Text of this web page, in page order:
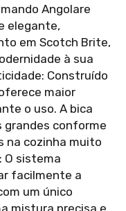
Angolare
elegante,
em Scotch Brite,
à sua
Construído
maior
o uso. A bica
grandes conforme
na cozinha muito
O sistema
facilmente a
um único
mistura precisa e